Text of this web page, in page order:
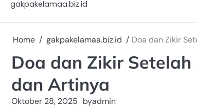
gakpakelamaa.biz.id
Home gakpakelamaa.biz.id Doa dan Zikir
Doa dan Zikir
dan Artinya
Oktober 28, 2025 byadmin